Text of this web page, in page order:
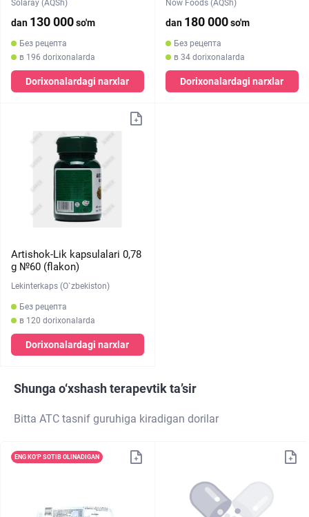
Solaray (AQSh)
dan 130 000so'm
Без рецепта
в 196 dorixonalarda
Dorixonalardagi narxlar
Now Foods (AQSh)
dan 180 000so'm
Без рецепта
в 34 dorixonalarda
Dorixonalardagi narxlar
Artishok-Lik kapsulalari 0,78
g №60 (flakon)
Lekinterkaps (O`zbekiston)
Без рецепта
в 120 dorixonalarda
Dorixonalardagi narxlar
Shunga o‘xshash terapevtik ta’sir
Bitta ATC tasnif guruhiga kiradigan dorilar
ENG KO‘P SOTIB OLINADIGAN